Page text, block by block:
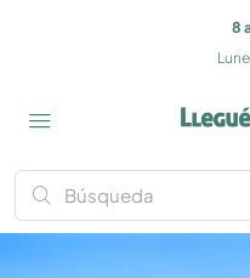
8